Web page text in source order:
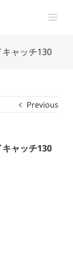
ャッチ130
Previous
ャッチ130